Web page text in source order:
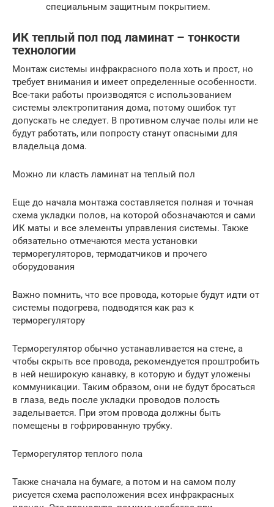
специальным защитным покрытием.
ИК теплый пол под ламинат – тонкости
технологии
Монтаж системы инфракрасного пола хоть и прост, но
требует внимания и имеет определенные особенности.
Все-таки работы производятся с использованием
системы электропитания дома, потому ошибок тут
допускать не следует. В противном случае полы или не
будут работать, или попросту станут опасными для
владельца дома.
Можно ли класть ламинат на теплый пол
Еще до начала монтажа составляется полная и точная
схема укладки полов, на которой обозначаются и сами
ИК маты и все элементы управления системы. Также
обязательно отмечаются места установки
терморегуляторов, термодатчиков и прочего
оборудования
Важно помнить, что все провода, которые будут идти от
системы подогрева, подводятся как раз к
терморегулятору
Терморегулятор обычно устанавливается на стене, а
чтобы скрыть все провода, рекомендуется проштробить
в ней неширокую канавку, в которую и будут уложены
коммуникации. Таким образом, они не будут бросаться
в глаза, ведь после укладки проводов полость
заделывается. При этом провода должны быть
помещены в гофрированную трубку.
Терморегулятор теплого пола
Также сначала на бумаге, а потом и на самом полу
рисуется схема расположения всех инфракрасных